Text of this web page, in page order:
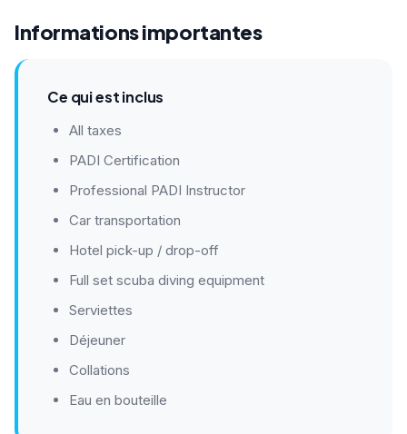
Informations importantes
Ce qui est inclus
All taxes
PADI Certification
Professional PADI Instructor
Car transportation
Hotel pick-up / drop-off
Full set scuba diving equipment
Serviettes
Déjeuner
Collations
Eau en bouteille